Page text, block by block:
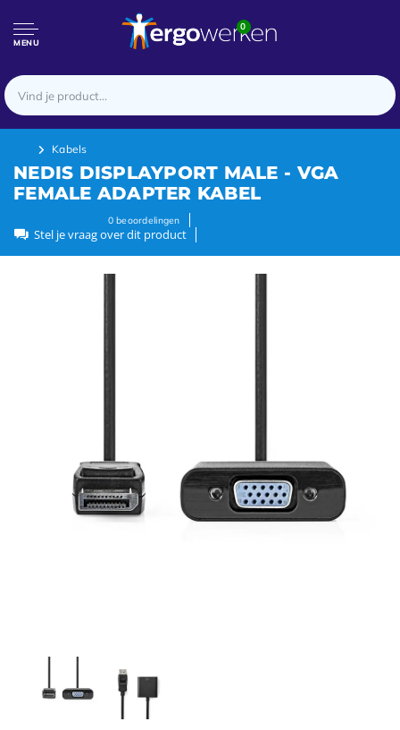
MENU
0
Kabels
NEDIS DISPLAYPORT MALE - VGA
FEMALE ADAPTER KABEL
0beoordelingen
Stel je vraag over dit product